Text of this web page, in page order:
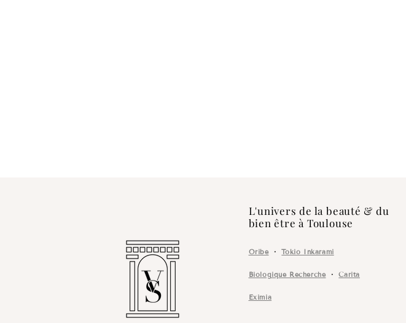
L'univers de la beauté & du
bien être à Toulouse
Oribe ・Tokio Inkarami
Biologique Recherche ・Carita
Eximia